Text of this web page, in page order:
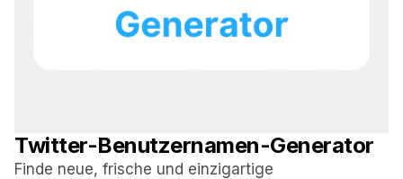
Twitter-Benutzernamen-Generator
Finde neue, frische und einzigartige